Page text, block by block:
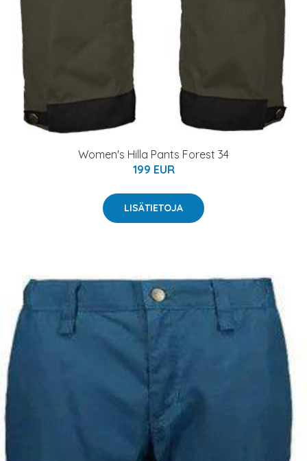
Women's Hilla Pants Forest 34
199 EUR
LISÄTIETOJA